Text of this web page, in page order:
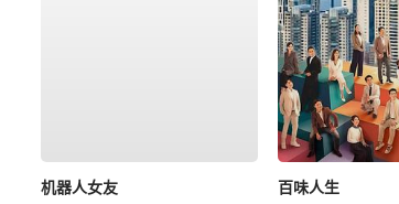
机器人女友
百味人生